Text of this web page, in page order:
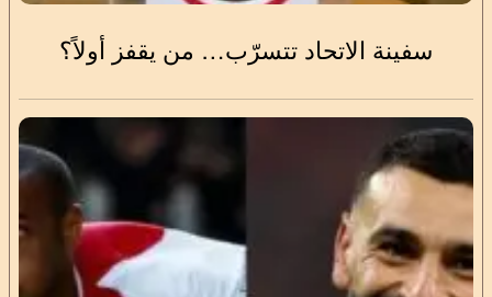
سفينة الاتحاد تتسرّب… من يقفز أولاً؟